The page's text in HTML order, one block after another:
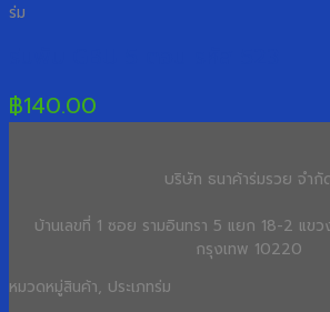
ร่ม
฿140.00
บริษัท ธนาค้าร่มรวย จำกั
บ้านเลขที่ 1 ซอย รามอินทรา 5 แยก 18-2 แขว
กรุงเทพ 10220
หมวดหมู่สินค้า, ประเภทร่ม